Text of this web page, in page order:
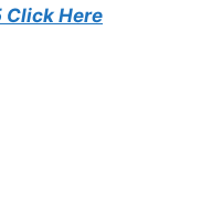
Click Here